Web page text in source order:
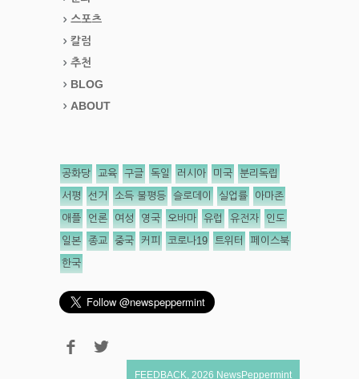
스포츠
칼럼
추천
BLOG
ABOUT
공화당 교육 구글 독일 러시아 미국 분리독립
서평 선거 소득 불평등 슬로데이 실업률 아마존
애플 언론 여성 영국 오바마 유럽 유전자 인도
일본 종교 중국 커피 코로나19 트위터 페이스북
한국
FEEDBACK 2026 NewsPeppermint